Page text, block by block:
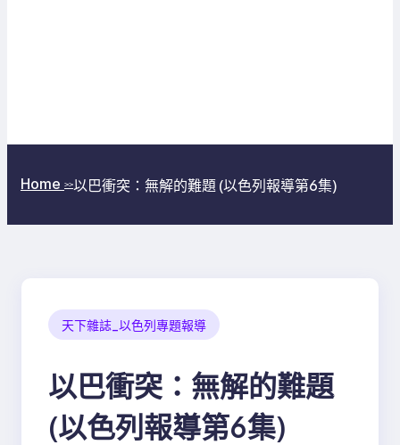
Home >>以巴衝突：無解的難題 (以色列報導第6集)
天下雜誌_以色列專題報導
以巴衝突：無解的難題
(以色列報導第6集)